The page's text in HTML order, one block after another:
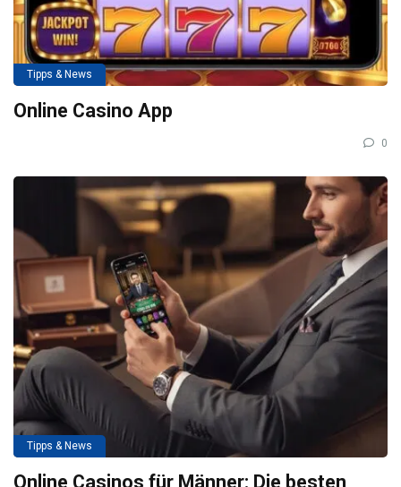
Tipps & News
Online Casino App
0
Tipps & News
Online Casinos für Männer: Die besten